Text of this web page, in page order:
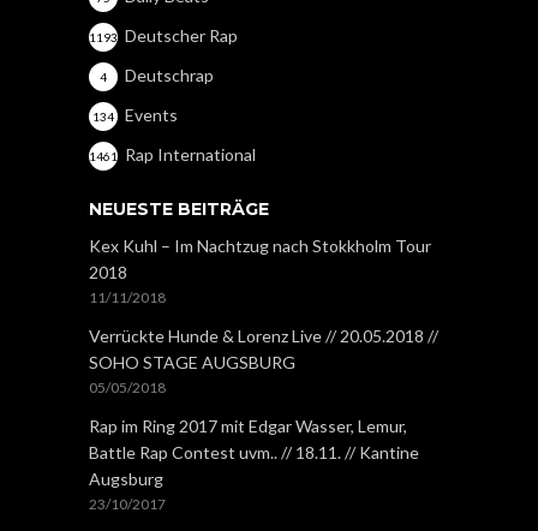
Deutscher Rap
1193
Deutschrap
4
Events
134
Rap International
1461
NEUESTE BEITRÄGE
Kex Kuhl – Im Nachtzug nach Stokkholm Tour
2018
11/11/2018
Verrückte Hunde & Lorenz Live // 20.05.2018 //
SOHO STAGE AUGSBURG
05/05/2018
Rap im Ring 2017 mit Edgar Wasser, Lemur,
Battle Rap Contest uvm.. // 18.11. // Kantine
Augsburg
23/10/2017